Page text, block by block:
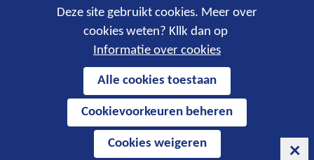
Cookies
toestaan?
Deze site gebruikt cookies. Meer over
cookies weten? Kllk dan op
Informatie over cookies
Alle cookies toestaan
Cookievoorkeuren beheren
Cookies weigeren